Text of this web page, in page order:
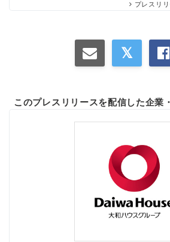
プレスリ
このプレスリリースを配信した企業